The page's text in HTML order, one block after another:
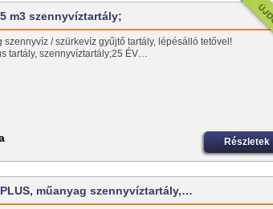
m3 szennyvíztartály;
szennyvíz / szürkevíz gyűjtő tartály, lépésálló tetővel!
tartály, szennyvíztartály;25 ÉV…
Részletek
PLUS, műanyag szennyvíztartály,…